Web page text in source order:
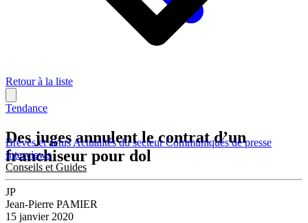
Brèves et actusActualités du secteurCommuniqués de presse
Interviews
Conseils et Guides
Retour à la liste
Tendance
Des juges annulent le contrat d’un
franchiseur pour dol
JP
Jean-Pierre PAMIER
15 janvier 2020